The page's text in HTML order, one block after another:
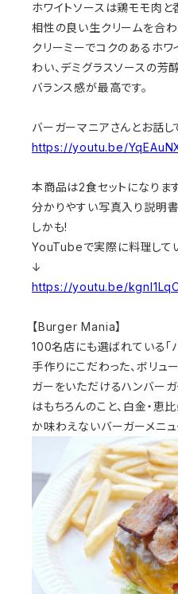
ホワイトソースは鶏モモ肉と
相性の良い生クリームを合わ
クリーミーでコクのあるホ
わい、デミグラスソースの芳
バランス感が最高です。
バーガーマニアさんとお話
https://youtu.be/
本商品は2食セットになります
分かりやすい写真入り説明
しかも!
YouTubeで実際に料理して
↓
https://youtu.be/
【Burger Mania】
100名店にも選ばれている「
手作りにこだわった、ボリュ
ガーをいただけるハンバーガ
はもちろんのこと、白金・恵
か味わえないバーガーメニュ